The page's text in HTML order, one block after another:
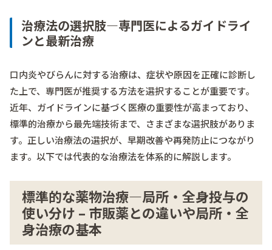
治療法の選択肢―専門医によるガイドライ
ンと最新治療
口内炎やびらんに対する治療は、症状や原因を正確に診断し
た上で、専門医が推奨する方法を選択することが重要です。
近年、ガイドラインに基づく医療の重要性が高まっており、
標準的治療から最先端技術まで、さまざまな選択肢がありま
す。正しい治療法の選択が、早期改善や再発防止につながり
ます。以下では代表的な治療法を体系的に解説します。
標準的な薬物治療―局所・全身投与の
使い分け – 市販薬との違いや局所・全
身治療の基本